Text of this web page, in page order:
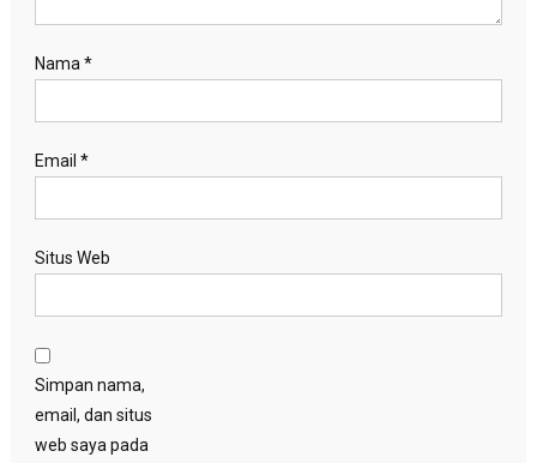
Nama *
Email *
Situs Web
Simpan nama,
email, dan situs
web saya pada